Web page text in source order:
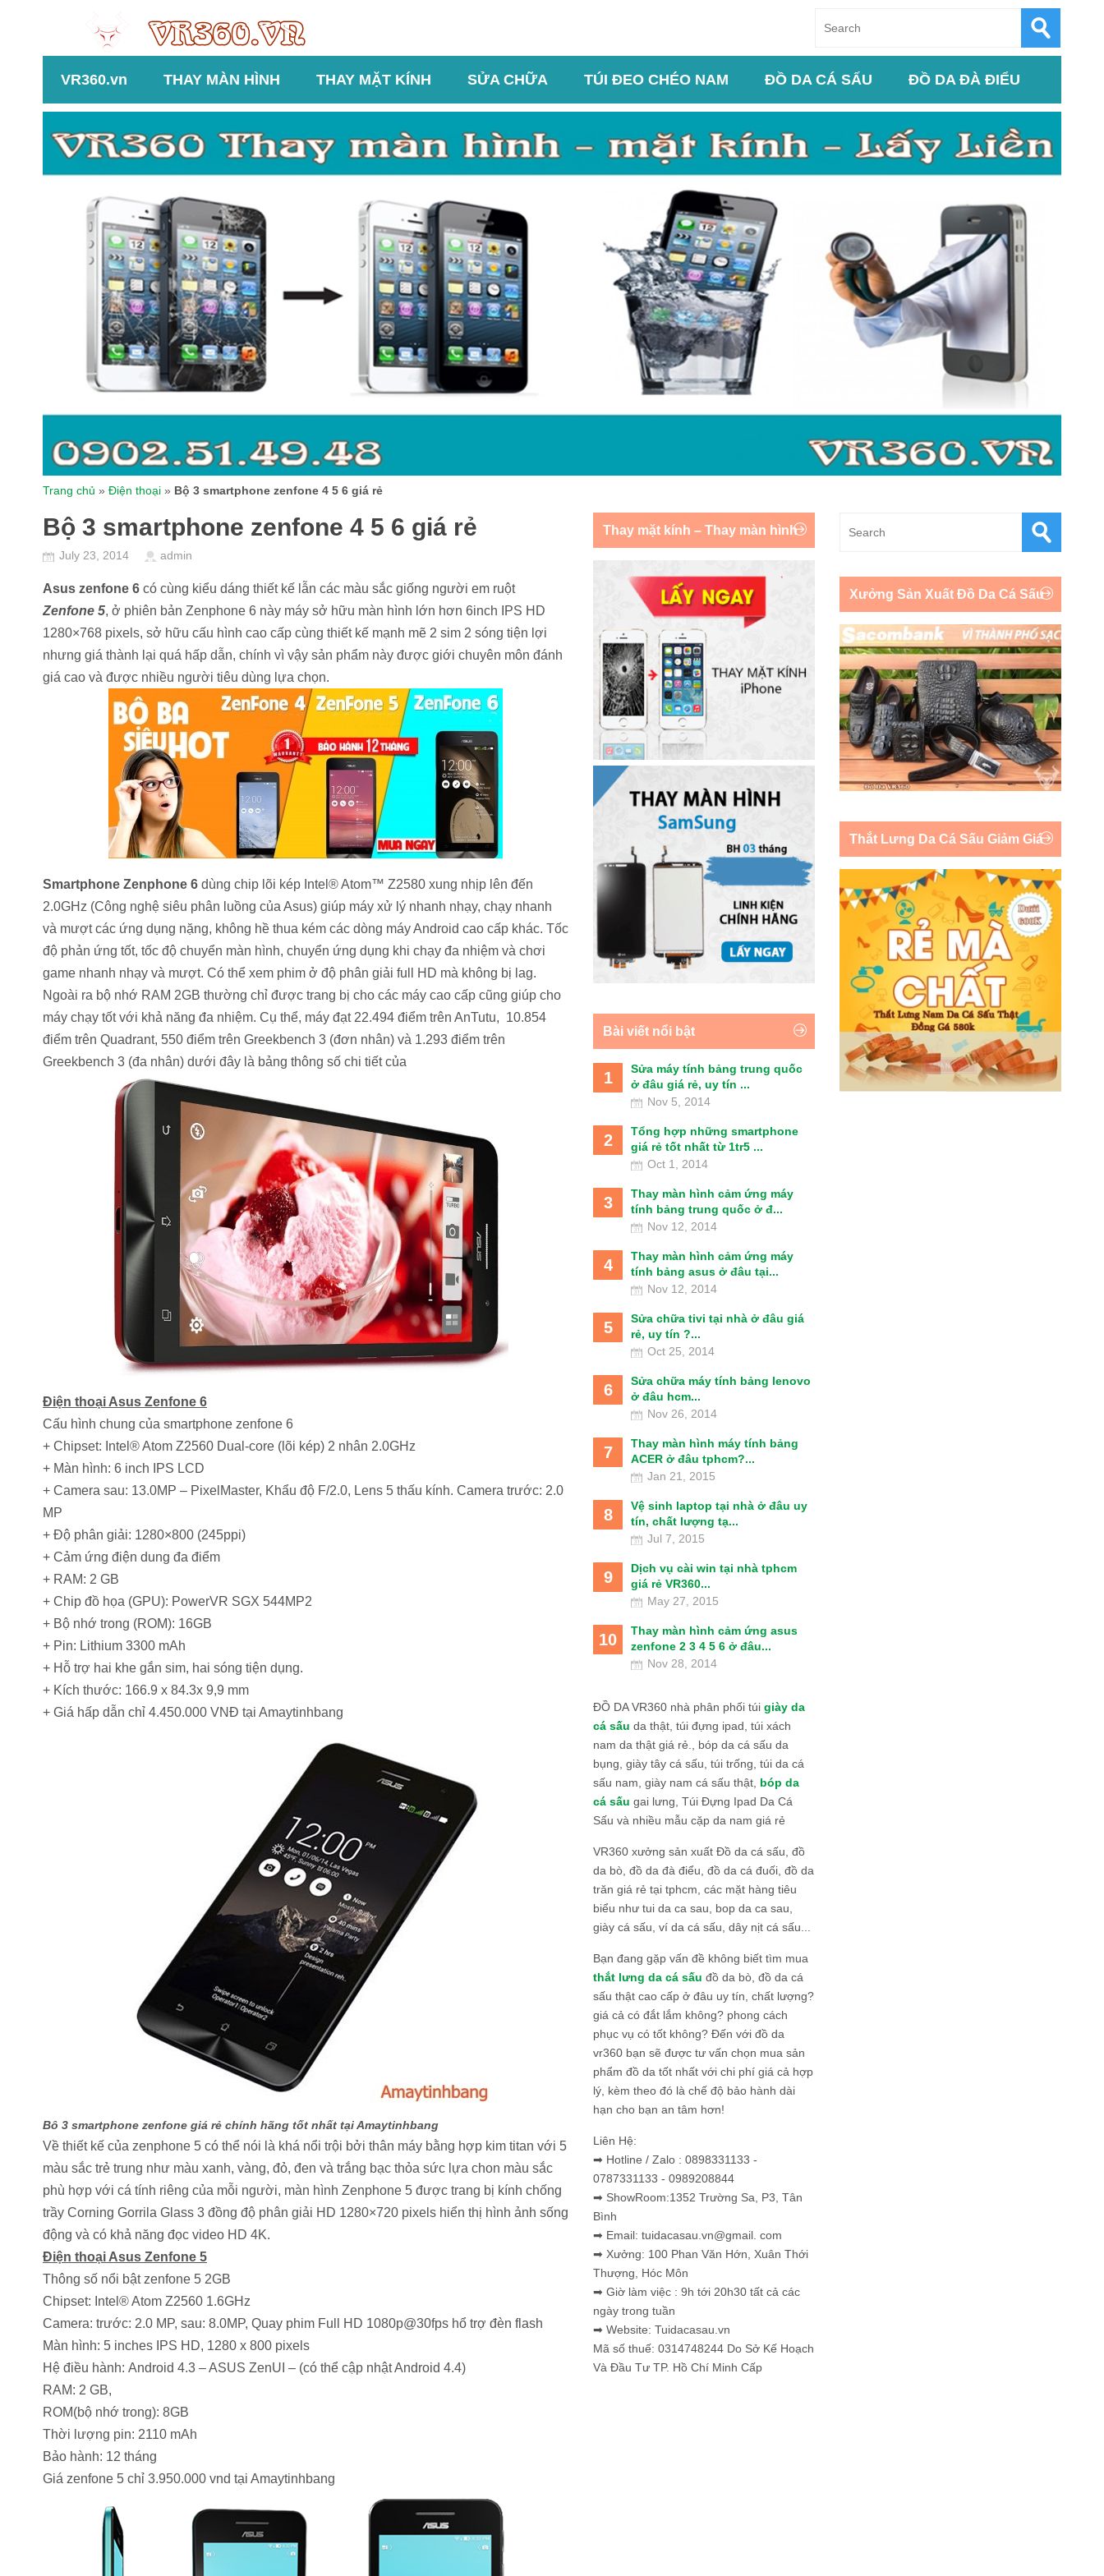
VR360.vn THAY MÀN HÌNH THAY MẶT KÍNH SỬA CHỮA TÚI ĐEO CHÉO NAM ĐỒ DA CÁ SẤU ĐỒ DA ĐÀ ĐIỂU
Trang chủ » Điện thoại » Bộ 3 smartphone zenfone 4 5 6 giá rẻ
Bộ 3 smartphone zenfone 4 5 6 giá rẻ
July 23, 2014 admin
Asus zenfone 6 có cùng kiểu dáng thiết kế lẫn các màu sắc giống người em ruột
Zenfone 5, ở phiên bản Zenphone 6 này máy sở hữu màn hình lớn hơn 6inch IPS HD
1280×768 pixels, sở hữu cấu hình cao cấp cùng thiết kế mạnh mẽ 2 sim 2 sóng tiện lợi
nhưng giá thành lại quá hấp dẫn, chính vì vậy sản phẩm này được giới chuyên môn đánh
giá cao và được nhiều người tiêu dùng lựa chọn.
Smartphone Zenphone 6 dùng chip lõi kép Intel® Atom™ Z2580 xung nhịp lên đến
2.0GHz (Công nghệ siêu phân luồng của Asus) giúp máy xử lý nhanh nhạy, chạy nhanh
và mượt các ứng dụng nặng, không hề thua kém các dòng máy Android cao cấp khác. Tốc
độ phản ứng tốt, tốc độ chuyển màn hình, chuyển ứng dụng khi chạy đa nhiệm và chơi
game nhanh nhạy và mượt. Có thể xem phim ở độ phân giải full HD mà không bị lag.
Ngoài ra bộ nhớ RAM 2GB thường chỉ được trang bị cho các máy cao cấp cũng giúp cho
máy chạy tốt với khả năng đa nhiệm. Cụ thể, máy đạt 22.494 điểm trên AnTutu, 10.854
điểm trên Quadrant, 550 điểm trên Greekbench 3 (đơn nhân) và 1.293 điểm trên
Greekbench 3 (đa nhân) dưới đây là bảng thông số chi tiết của
Điện thoại Asus Zenfone 6
Cấu hình chung của smartphone zenfone 6
+ Chipset: Intel® Atom Z2560 Dual-core (lõi kép) 2 nhân 2.0GHz
+ Màn hình: 6 inch IPS LCD
+ Camera sau: 13.0MP – PixelMaster, Khẩu độ F/2.0, Lens 5 thấu kính. Camera trước: 2.0
MP
+ Độ phân giải: 1280×800 (245ppi)
+ Cảm ứng điện dung đa điểm
+ RAM: 2 GB
+ Chip đồ họa (GPU): PowerVR SGX 544MP2
+ Bộ nhớ trong (ROM): 16GB
+ Pin: Lithium 3300 mAh
+ Hỗ trợ hai khe gắn sim, hai sóng tiện dụng.
+ Kích thước: 166.9 x 84.3x 9,9 mm
+ Giá hấp dẫn chỉ 4.450.000 VNĐ tại Amaytinhbang
Bô 3 smartphone zenfone giá rẻ chính hãng tốt nhất tại Amaytinhbang
Về thiết kế của zenphone 5 có thể nói là khá nổi trội bởi thân máy bằng hợp kim titan với 5
màu sắc trẻ trung như màu xanh, vàng, đỏ, đen và trắng bạc thỏa sức lựa chon màu sắc
phù hợp với cá tính riêng của mỗi người, màn hình Zenphone 5 được trang bị kính chống
trầy Corning Gorrila Glass 3 đồng độ phân giải HD 1280×720 pixels hiển thị hình ảnh sống
động và có khả năng đọc video HD 4K.
Điện thoại Asus Zenfone 5
Thông số nổi bật zenfone 5 2GB
Chipset: Intel® Atom Z2560 1.6GHz
Camera: trước: 2.0 MP, sau: 8.0MP, Quay phim Full HD 1080p@30fps hổ trợ đèn flash
Màn hình: 5 inches IPS HD, 1280 x 800 pixels
Hệ điều hành: Android 4.3 – ASUS ZenUI – (có thể cập nhật Android 4.4)
RAM: 2 GB,
ROM(bộ nhớ trong): 8GB
Thời lượng pin: 2110 mAh
Bảo hành: 12 tháng
Giá zenfone 5 chỉ 3.950.000 vnd tại Amaytinhbang
Thay mặt kính – Thay màn hình
Bài viết nổi bật
1
Sửa máy tính bảng trung quốc
ở đâu giá rẻ, uy tín ...
Nov 5, 2014
2
Tổng hợp những smartphone
giá rẻ tốt nhất từ 1tr5 ...
Oct 1, 2014
3
Thay màn hình cảm ứng máy
tính bảng trung quốc ở đ...
Nov 12, 2014
4
Thay màn hình cảm ứng máy
tính bảng asus ở đâu tại...
Nov 12, 2014
5
Sửa chữa tivi tại nhà ở đâu giá
rẻ, uy tín ?...
Oct 25, 2014
6
Sửa chữa máy tính bảng lenovo
ở đâu hcm...
Nov 26, 2014
7
Thay màn hình máy tính bảng
ACER ở đâu tphcm?...
Jan 21, 2015
8
Vệ sinh laptop tại nhà ở đâu uy
tín, chất lượng tạ...
Jul 7, 2015
9
Dịch vụ cài win tại nhà tphcm
giá rẻ VR360...
May 27, 2015
10
Thay màn hình cảm ứng asus
zenfone 2 3 4 5 6 ở đâu...
Nov 28, 2014
ĐỒ DA VR360 nhà phân phối túi giày da
cá sấu da thật, túi đựng ipad, túi xách
nam da thật giá rẻ., bóp da cá sấu da
bụng, giày tây cá sấu, túi trống, túi da cá
sấu nam, giày nam cá sấu thật, bóp da
cá sấu gai lưng, Túi Đựng Ipad Da Cá
Sấu và nhiều mẫu cặp da nam giá rẻ
VR360 xưởng sản xuất Đồ da cá sấu, đồ
da bò, đồ da đà điểu, đồ da cá đuối, đồ da
trăn giá rẻ tại tphcm, các mặt hàng tiêu
biểu như tui da ca sau, bop da ca sau,
giày cá sấu, ví da cá sấu, dây nịt cá sấu...
Bạn đang gặp vấn đề không biết tìm mua
thắt lưng da cá sấu đồ da bò, đồ da cá
sấu thật cao cấp ở đâu uy tín, chất lượng?
giá cả có đắt lắm không? phong cách
phục vụ có tốt không? Đến với đồ da
vr360 bạn sẽ được tư vấn chọn mua sản
phẩm đồ da tốt nhất với chi phí giá cả hợp
lý, kèm theo đó là chế độ bảo hành dài
hạn cho bạn an tâm hơn!
Liên Hệ:
➡ Hotline / Zalo : 0898331133 -
0787331133 - 0989208844
➡ ShowRoom:1352 Trường Sa, P3, Tân
Bình
➡ Email: tuidacasau.vn@gmail. com
➡ Xưởng: 100 Phan Văn Hớn, Xuân Thới
Thượng, Hóc Môn
➡ Giờ làm việc : 9h tới 20h30 tất cả các
ngày trong tuần
➡ Website: Tuidacasau.vn
Mã số thuế: 0314748244 Do Sở Kế Hoạch
Và Đầu Tư TP. Hồ Chí Minh Cấp
Xưởng Sản Xuất Đồ Da Cá Sấu
Thắt Lưng Da Cá Sấu Giảm Giá